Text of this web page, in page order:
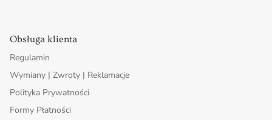
Obsługa klienta
Regulamin
Wymiany | Zwroty | Reklamacje
Polityka Prywatności
Formy Płatności